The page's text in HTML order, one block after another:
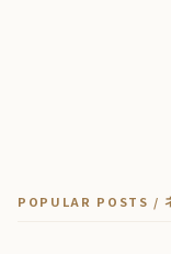
POPULAR POSTS /